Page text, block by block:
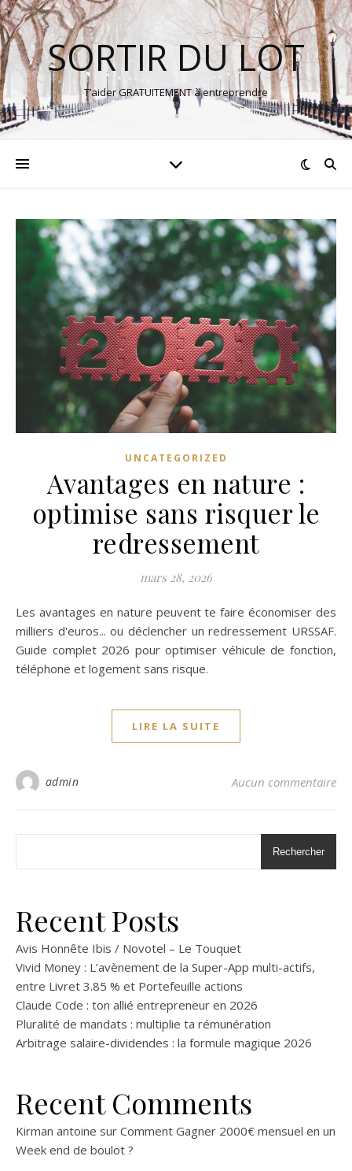
SORTIR DU LOT
T’aider GRATUITEMENT à entreprendre
UNCATEGORIZED
Avantages en nature :
optimise sans risquer le
redressement
mars 28, 2026
Les avantages en nature peuvent te faire économiser des
milliers d'euros... ou déclencher un redressement URSSAF.
Guide complet 2026 pour optimiser véhicule de fonction,
téléphone et logement sans risque.
LIRE LA SUITE
admin Aucun commentaire
Rechercher
Recent Posts
Avis Honnête Ibis / Novotel – Le Touquet
Vivid Money : L’avènement de la Super-App multi-actifs,
entre Livret 3.85 % et Portefeuille actions
Claude Code : ton allié entrepreneur en 2026
Pluralité de mandats : multiplie ta rémunération
Arbitrage salaire-dividendes : la formule magique 2026
Recent Comments
Kirman antoine sur Comment Gagner 2000€ mensuel en un
Week end de boulot ?